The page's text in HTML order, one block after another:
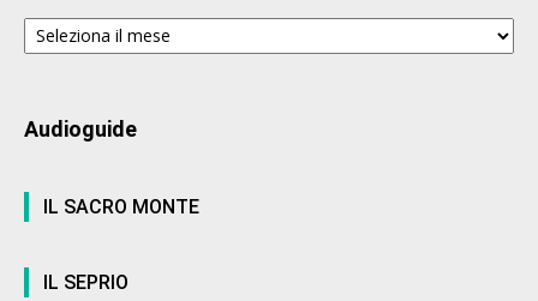
Archivi
Audioguide
IL SACRO MONTE
IL SEPRIO